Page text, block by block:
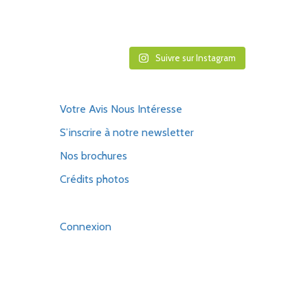
Suivre sur Instagram
Votre Avis Nous Intéresse
S’inscrire à notre newsletter
Nos brochures
Crédits photos
Connexion